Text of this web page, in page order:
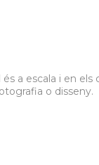
a escala i en
o disseny.